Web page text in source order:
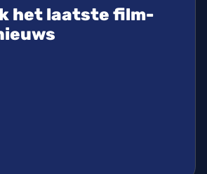
het laatste film-